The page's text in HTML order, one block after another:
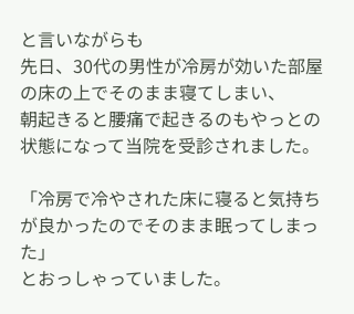
と言いながらも
先日、30代の男性が冷房が効いた部屋
の床の上でそのまま寝てしまい、
朝起きると腰痛で起きるのもやっとの
状態になって当院を受診されました。
「冷房で冷やされた床に寝ると気持ち
が良かったのでそのまま眠ってしまっ
た」
とおっしゃっていました。